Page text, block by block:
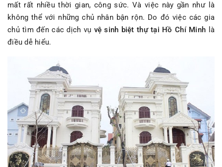
mất rất nhiều thời gian, công sức. Và việc này gần như là
không thể với những chủ nhân bận rộn. Do đó việc các gia
chủ tìm đến các dịch vụ vệ sinh biệt thự tại Hồ Chí Minh là
điều dễ hiểu.